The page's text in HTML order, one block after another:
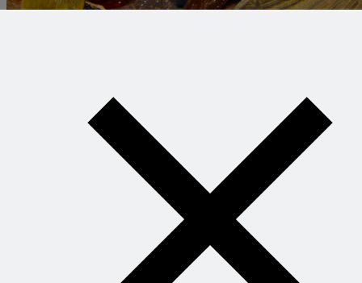
Что же можно найти на рынке? Все, чем богаты
Прованс и Лазурный берег, то есть практически все
самое лучшее, что в этом мире продается за деньги.
Мясо. Рыба. Овощи. Фрукты. Сыры. Колбасы. Масло.
Вино. Травы. Приправы. Сладости. Мыло. Сувениры.
Украшения для дома. И это еще не все.
Это может вам понравиться: